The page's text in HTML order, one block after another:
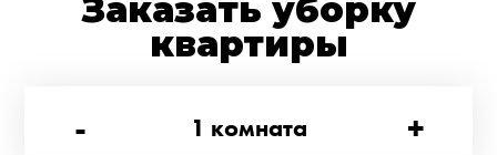
Заказать уборку
квартиры
-
1 комната +